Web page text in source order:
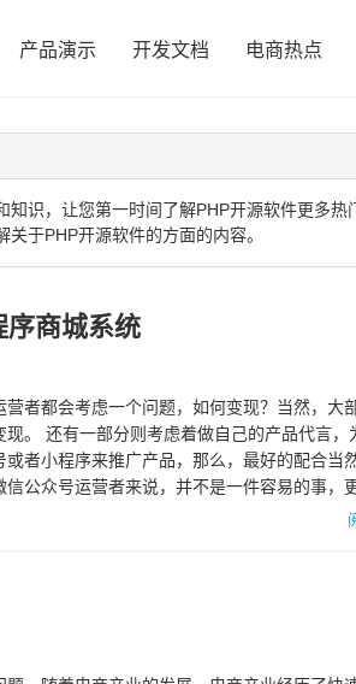
产品演示 开发文档 电商热点
识，让您第一时间了解PHP开源软件更多热
于PHP开源软件的方面的内容。
商城系统
者都会考虑一个问题，如何变现？当然，大
。 还有一部分则考虑着做自己的产品代言，
者小程序来推广产品，那么，最好的配合当
公众号运营者来说，并不是一件容易的事，更